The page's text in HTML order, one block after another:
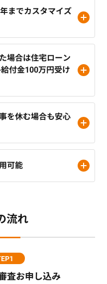
までカスタマイズ
場合は住宅ローン
付金100万円受け
を休む場合も安心
可能
流れ
査お申し込み